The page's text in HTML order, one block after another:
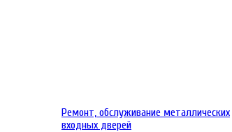
Ремонт, обслуживание металлических
входных дверей